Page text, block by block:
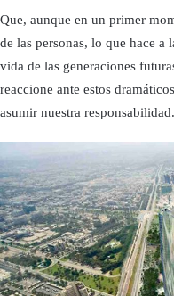
Que, aunque en un primer
de las personas, lo que hace
vida de las generaciones
reaccione ante estos
asumir nuestra responsabilidad.